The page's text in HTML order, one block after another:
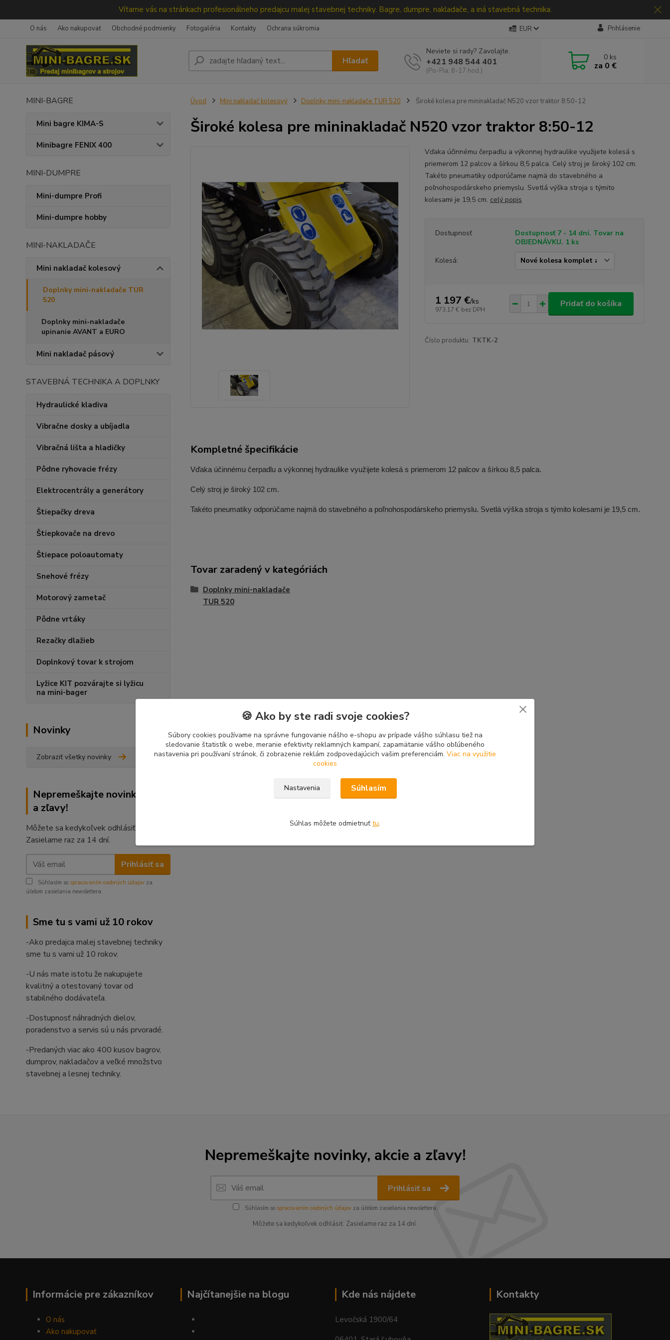
Vítame vás na stránkach profesionálneho predajcu malej stavebnej techniky. Bagre, dumpre, nakladače, a iná stavebná technika.
O nás Ako nakupovať Obchodné podmienky Fotogaléria Kontakty Ochrana súkromia EUR Prihlásenie
Hľadať
Neviete si rady? Zavolajte.
+421 948 544 401
(Po-Pia, 8-17 hod.)
0 ks
za 0 €
MINI-BAGRE
Mini bagre KIMA-S
Minibagre FENIX 400
MINI-DUMPRE
Mini-dumpre Profi
Mini-dumpre hobby
MINI-NAKLADAČE
Mini nakladač kolesový
Doplnky mini-nakladače TUR
520
Doplnky mini-nakladače
upinanie AVANT a EURO
Mini nakladač pásový
STAVEBNÁ TECHNIKA A DOPLNKY
Hydraulické kladiva
Vibračne dosky a ubíjadla
Vibračná lišta a hladičky
Pôdne ryhovacie frézy
Elektrocentrály a generátory
Štiepačky dreva
Štiepkovače na drevo
Štiepace poloautomaty
Snehové frézy
Motorový zametač
Pôdne vrtáky
Rezačky dlažieb
Doplnkový tovar k strojom
Lyžice KIT pozvárajte si lyžicu
na mini-bager
Novinky
Zobraziť všetky novinky
Nepremeškajte novinky, akcie
a zľavy!
Môžete sa kedykoľvek odhlásiť.
Zasielame raz za 14 dní.
Prihlásiť sa
Súhlasím so spracovaním osobných údajov za
účelom zasielania newslettera.
Sme tu s vami už 10 rokov
-Ako predajca malej stavebnej techniky
sme tu s vami už 10 rokov.
-U nás mate istotu že nakupujete
kvalitný a otestovaný tovar od
stabilného dodávateľa.
-Dostupnosť náhradných dielov,
poradenstvo a servis sú u nás prvoradé.
-Predaných viac ako 400 kusov bagrov,
dumprov, nakladačov a veľké množstvo
stavebnej a lesnej techniky.
Úvod Mini nakladač kolesový Doplnky mini-nakladače TUR 520 Široké kolesa pre mininakladač N520 vzor traktor 8:50-12
Široké kolesa pre mininakladač N520 vzor traktor 8:50-12
Vďaka účinnému čerpadlu a výkonnej hydraulike využijete kolesá s
priemerom 12 palcov a šírkou 8,5 palca. Celý stroj je široký 102 cm.
Takéto pneumatiky odporúčame najmä do stavebného a
poľnohospodárskeho priemyslu. Svetlá výška stroja s týmito
kolesami je 19,5 cm. celý popis
Dostupnosť
Dostupnosť 7 - 14 dní. Tovar na
OBJEDNÁVKU. 1 ks
Kolesá:
1 197 €/ks
973,17 € bez DPH
Pridať do košíka
Číslo produktu: TKTK-2
Kompletné špecifikácie
Vďaka účinnému čerpadlu a výkonnej hydraulike využijete kolesá s priemerom 12 palcov a šírkou 8,5 palca.
Celý stroj je široký 102 cm.
Takéto pneumatiky odporúčame najmä do stavebného a poľnohospodárskeho priemyslu. Svetlá výška stroja s týmito kolesami je 19,5 cm.
Tovar zaradený v kategóriách
Doplnky mini-nakladače
TUR 520
Nepremeškajte novinky, akcie a zľavy!
Prihlásiť sa
Súhlasím so spracovaním osobných údajovza účelom zasielania newslettera.
Môžete sa kedykoľvek odhlásiť. Zasielame raz za 14 dní.
Informácie pre zákazníkov
O nás
Ako nakupovať
Najčítanejšie na blogu Kde nás nájdete
Levočská 1900/64
Kontakty
🍪 Ako by ste radi svoje cookies?
Súbory cookies používame na správne fungovanie nášho e-shopu av prípade vášho súhlasu tiež na
sledovanie štatistík o webe, meranie efektivity reklamných kampaní, zapamätanie vášho obľúbeného
nastavenia pri používaní stránok, či zobrazenie reklám zodpovedajúcich vašim preferenciám. Viac na využitie
cookies
Nastavenia Súhlasím
Súhlas môžete odmietnuť tu.